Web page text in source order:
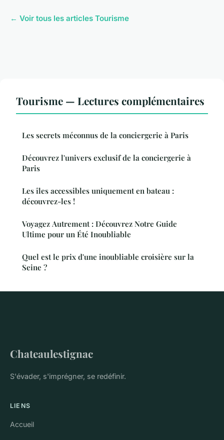
← Voir tous les articles Tourisme
Tourisme — Lectures complémentaires
Les secrets méconnus de la conciergerie à Paris
Découvrez l'univers exclusif de la conciergerie à
Paris
Les îles accessibles uniquement en bateau :
découvrez-les !
Voyagez Autrement : Découvrez Notre Guide
Ultime pour un Été Inoubliable
Quel est le prix d'une inoubliable croisière sur la
Seine ?
Chateaulestignac
S'évader, s'imprégner, se redéfinir.
LIENS
Accueil